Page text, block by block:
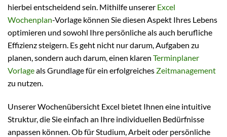
hierbei entscheidend sein. Mithilfe unserer Excel
Wochenplan-Vorlage können Sie diesen Aspekt Ihres Lebens
optimieren und sowohl Ihre persönliche als auch berufliche
Effizienz steigern. Es geht nicht nur darum, Aufgaben zu
planen, sondern auch darum, einen klaren Terminplaner
Vorlageals Grundlage für ein erfolgreiches Zeitmanagement
zu nutzen.
Unserer Wochenübersicht Excel bietet Ihnen eine intuitive
Struktur, die Sie einfach an Ihre individuellen Bedürfnisse
anpassen können. Ob für Studium, Arbeit oder persönliche